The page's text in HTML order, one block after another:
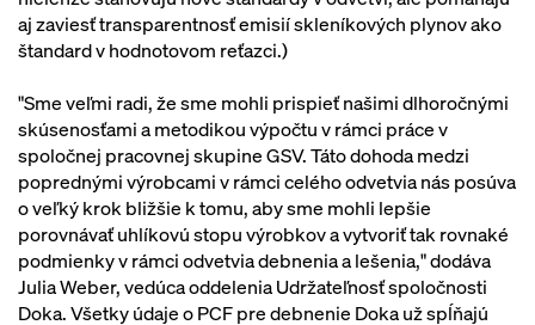
aj zaviesť transparentnosť emisií skleníkových plynov ako
štandard v hodnotovom reťazci.)
"Sme veľmi radi, že sme mohli prispieť našimi dlhoročnými
skúsenosťami a metodikou výpočtu v rámci práce v
spoločnej pracovnej skupine GSV. Táto dohoda medzi
poprednými výrobcami v rámci celého odvetvia nás posúva
o veľký krok bližšie k tomu, aby sme mohli lepšie
porovnávať uhlíkovú stopu výrobkov a vytvoriť tak rovnaké
podmienky v rámci odvetvia debnenia a lešenia," dodáva
Julia Weber, vedúca oddelenia Udržateľnosť spoločnosti
Doka. Všetky údaje o PCF pre debnenie Doka už spĺňajú